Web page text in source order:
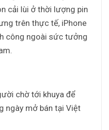
cải lùi ở thời lượng pin
trên thực tế, iPhone
công ngoài sức tưởng
chờ tới khuya để
ngày mở bán tại Việt